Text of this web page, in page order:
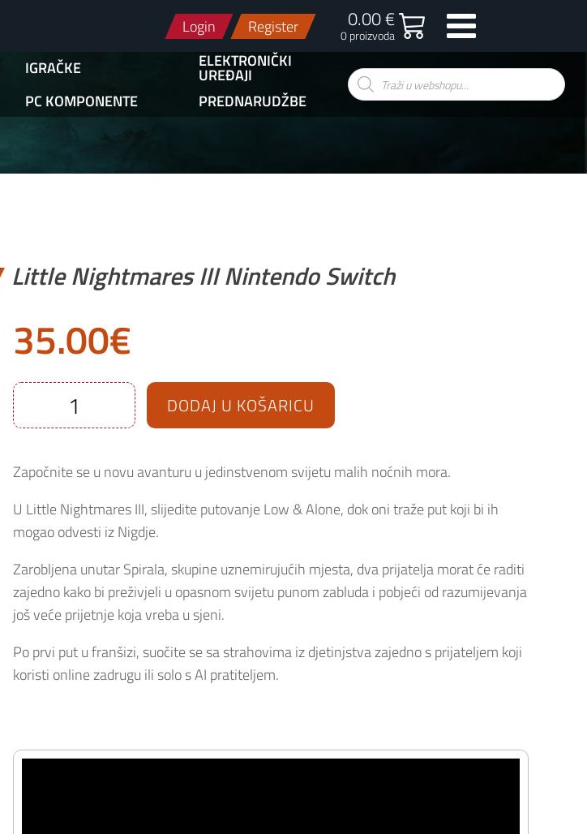
Login Register 0.00 €
0 proizvoda
IGRAČKE ELEKTRONIČKI
UREĐAJI
PC KOMPONENTE PREDNARUDŽBE
Products
search
Little Nightmares III Nintendo Switch
35.00€
Nightmares
Switch
količina
DODAJ U KOŠARICU
Započnite se u novu avanturu u jedinstvenom svijetu malih noćnih mora.
U Little Nightmares III, slijedite putovanje Low & Alone, dok oni traže put koji bi ih
mogao odvesti iz Nigdje.
Zarobljena unutar Spirala, skupine uznemirujućih mjesta, dva prijatelja morat će raditi
zajedno kako bi preživjeli u opasnom svijetu punom zabluda i pobjeći od razumijevanja
još veće prijetnje koja vreba u sjeni.
Po prvi put u franšizi, suočite se sa strahovima iz djetinjstva zajedno s prijateljem koji
koristi online zadrugu ili solo s AI pratiteljem.